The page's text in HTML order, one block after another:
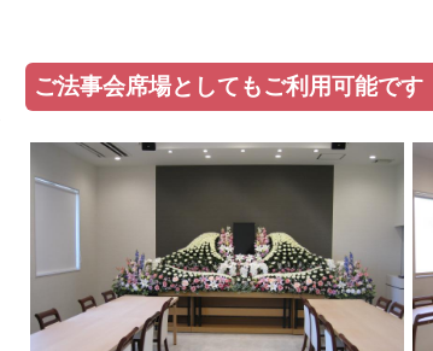
ご法事会席場としてもご利用可能です